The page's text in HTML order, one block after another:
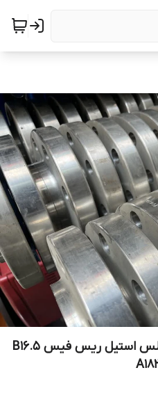
فلنج اسلیپ ان 3 اینچ استنلس استیل ریس فیس 5.B16